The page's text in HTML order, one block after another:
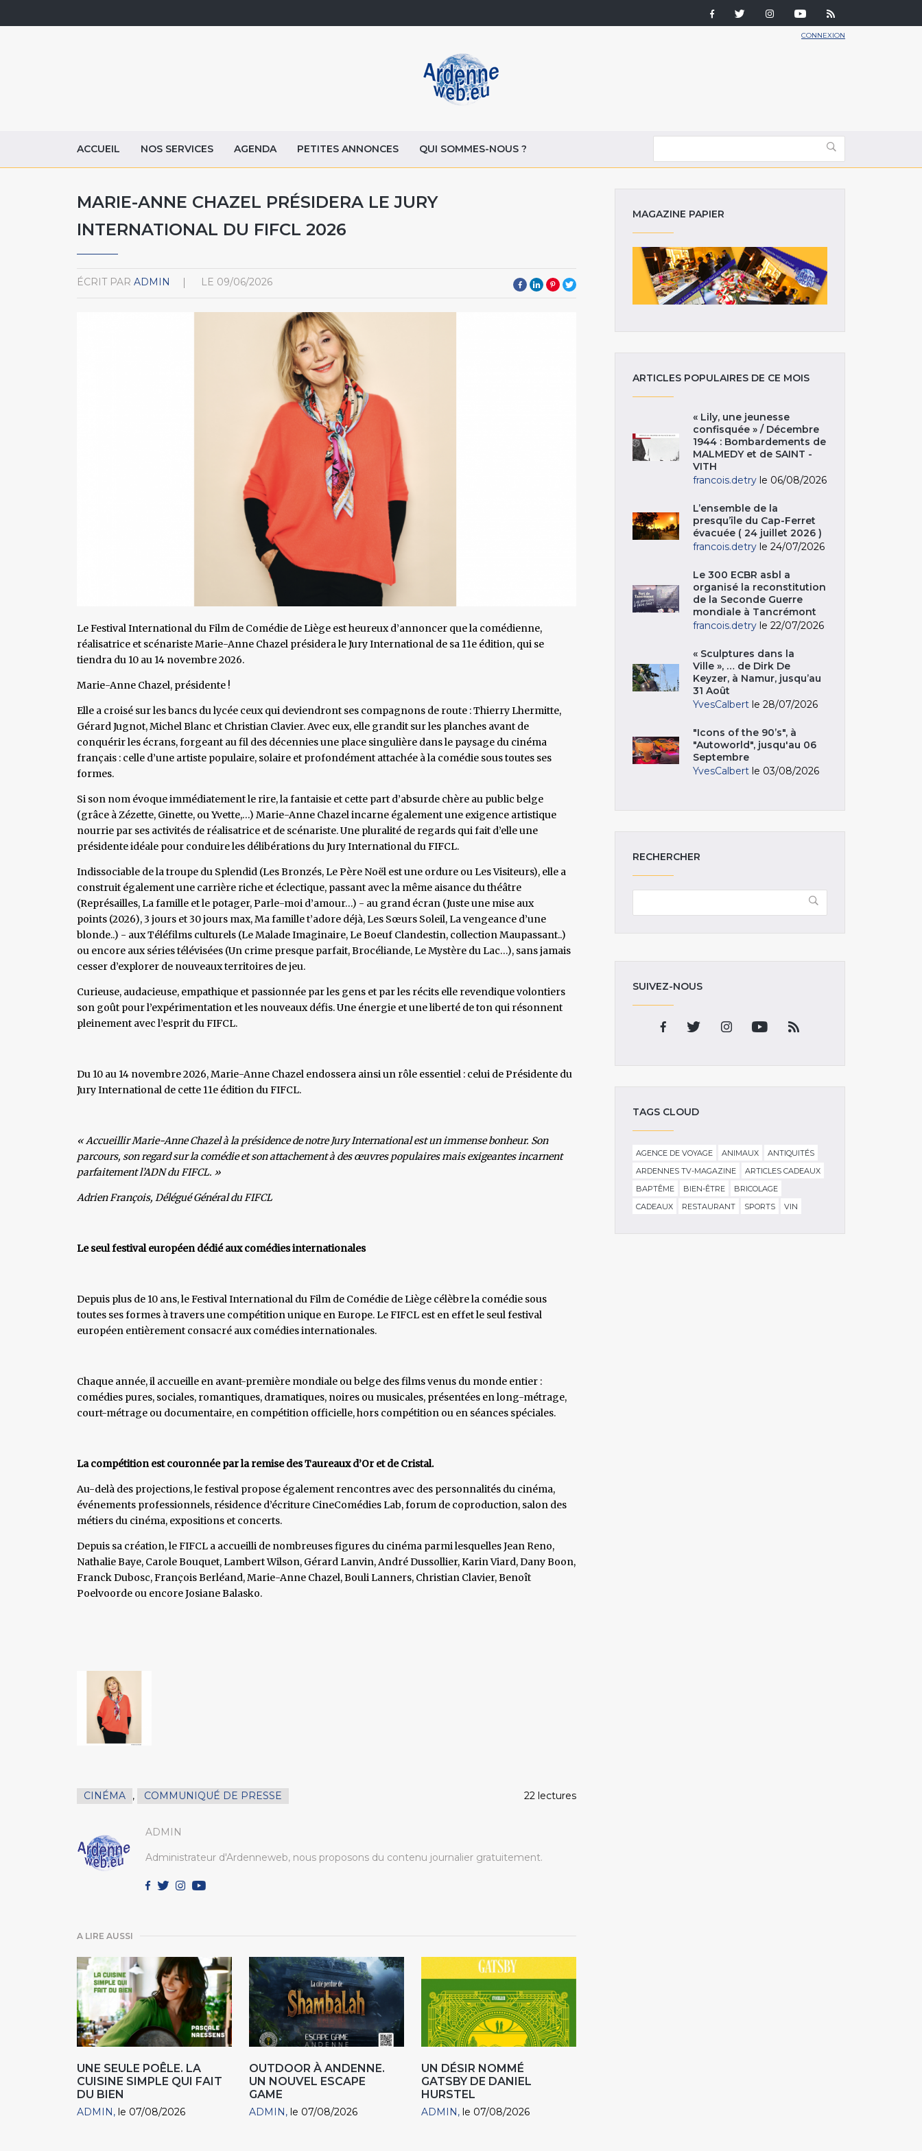
CONNEXION
ACCUEIL NOS SERVICES AGENDA PETITES ANNONCES QUI SOMMES-NOUS ?
MARIE-ANNE CHAZEL PRÉSIDERA LE JURY
INTERNATIONAL DU FIFCL 2026
ÉCRIT PAR ADMIN LE 09/06/2026
Le Festival International du Film de Comédie de Liège est heureux d’annoncer que la comédienne,
réalisatrice et scénariste Marie-Anne Chazel présidera le Jury International de sa 11e édition, qui se
tiendra du 10 au 14 novembre 2026.
Marie-Anne Chazel, présidente !
Elle a croisé sur les bancs du lycée ceux qui deviendront ses compagnons de route : Thierry Lhermitte,
Gérard Jugnot, Michel Blanc et Christian Clavier. Avec eux, elle grandit sur les planches avant de
conquérir les écrans, forgeant au fil des décennies une place singulière dans le paysage du cinéma
français : celle d’une artiste populaire, solaire et profondément attachée à la comédie sous toutes ses
formes.
Si son nom évoque immédiatement le rire, la fantaisie et cette part d’absurde chère au public belge
(grâce à Zézette, Ginette, ou Yvette,…) Marie-Anne Chazel incarne également une exigence artistique
nourrie par ses activités de réalisatrice et de scénariste. Une pluralité de regards qui fait d’elle une
présidente idéale pour conduire les délibérations du Jury International du FIFCL.
Indissociable de la troupe du Splendid (Les Bronzés, Le Père Noël est une ordure ou Les Visiteurs), elle a
construit également une carrière riche et éclectique, passant avec la même aisance du théâtre
(Représailles, La famille et le potager, Parle-moi d’amour…) - au grand écran (Juste une mise aux
points (2026), 3 jours et 30 jours max, Ma famille t’adore déjà, Les Sœurs Soleil, La vengeance d’une
blonde..) - aux Téléfilms culturels (Le Malade Imaginaire, Le Boeuf Clandestin, collection Maupassant..)
ou encore aux séries télévisées (Un crime presque parfait, Brocéliande, Le Mystère du Lac…), sans jamais
cesser d’explorer de nouveaux territoires de jeu.
Curieuse, audacieuse, empathique et passionnée par les gens et par les récits elle revendique volontiers
son goût pour l’expérimentation et les nouveaux défis. Une énergie et une liberté de ton qui résonnent
pleinement avec l’esprit du FIFCL.
Du 10 au 14 novembre 2026, Marie-Anne Chazel endossera ainsi un rôle essentiel : celui de Présidente du
Jury International de cette 11e édition du FIFCL.
« Accueillir Marie-Anne Chazel à la présidence de notre Jury International est un immense bonheur. Son
parcours, son regard sur la comédie et son attachement à des œuvres populaires mais exigeantes incarnent
parfaitement l’ADN du FIFCL. »
Adrien François, Délégué Général du FIFCL
Le seul festival européen dédié aux comédies internationales
Depuis plus de 10 ans, le Festival International du Film de Comédie de Liège célèbre la comédie sous
toutes ses formes à travers une compétition unique en Europe. Le FIFCL est en effet le seul festival
européen entièrement consacré aux comédies internationales.
Chaque année, il accueille en avant-première mondiale ou belge des films venus du monde entier :
comédies pures, sociales, romantiques, dramatiques, noires ou musicales, présentées en long-métrage,
court-métrage ou documentaire, en compétition officielle, hors compétition ou en séances spéciales.
La compétition est couronnée par la remise des Taureaux d’Or et de Cristal.
Au-delà des projections, le festival propose également rencontres avec des personnalités du cinéma,
événements professionnels, résidence d’écriture CineComédies Lab, forum de coproduction, salon des
métiers du cinéma, expositions et concerts.
Depuis sa création, le FIFCL a accueilli de nombreuses figures du cinéma parmi lesquelles Jean Reno,
Nathalie Baye, Carole Bouquet, Lambert Wilson, Gérard Lanvin, André Dussollier, Karin Viard, Dany Boon,
Franck Dubosc, François Berléand, Marie-Anne Chazel, Bouli Lanners, Christian Clavier, Benoît
Poelvoorde ou encore Josiane Balasko.
CINÉMA , COMMUNIQUÉ DE PRESSE 22 lectures
ADMIN
Administrateur d'Ardenneweb, nous proposons du contenu journalier gratuitement.
A LIRE AUSSI
UNE SEULE POÊLE. LA
CUISINE SIMPLE QUI FAIT
DU BIEN
ADMIN le 07/08/2026
OUTDOOR À ANDENNE.
UN NOUVEL ESCAPE
GAME
ADMIN le 07/08/2026
UN DÉSIR NOMMÉ
GATSBY DE DANIEL
HURSTEL
ADMIN le 07/08/2026
MAGAZINE PAPIER
ARTICLES POPULAIRES DE CE MOIS
« Lily, une jeunesse
confisquée » / Décembre
1944 : Bombardements de
MALMEDY et de SAINT -
VITH
francois.detry le 06/08/2026
L’ensemble de la
presqu’île du Cap-Ferret
évacuée ( 24 juillet 2026 )
francois.detry le 24/07/2026
Le 300 ECBR asbl a
organisé la reconstitution
de la Seconde Guerre
mondiale à Tancrémont
francois.detry le 22/07/2026
« Sculptures dans la
Ville », … de Dirk De
Keyzer, à Namur, jusqu’au
31 Août
YvesCalbert le 28/07/2026
"Icons of the 90’s", à
"Autoworld", jusqu'au 06
Septembre
YvesCalbert le 03/08/2026
RECHERCHER
SUIVEZ-NOUS
TAGS CLOUD
AGENCE DE VOYAGE ANIMAUX
ANTIQUITÉS
ARDENNES TV-MAGAZINE
ARTICLES CADEAUX
BAPTÊME
BIEN-ÊTRE
BRICOLAGE
CADEAUX
RESTAURANT SPORTS VIN